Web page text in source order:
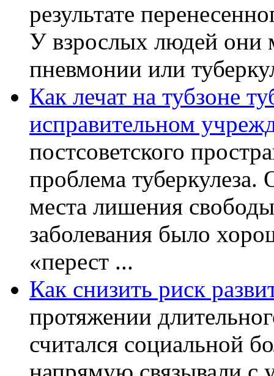
результате
У взрослых людей они
пневмонии или
Как лечат на тубзоне
исправительном
постсоветского
проблема
места лишения
заболевания было
«перест ...
Как снизить риск
протяжении
считался социальной